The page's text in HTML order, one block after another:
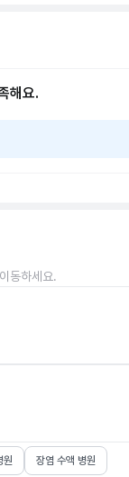
해요.
동하세요.
원 장염 수액 병원